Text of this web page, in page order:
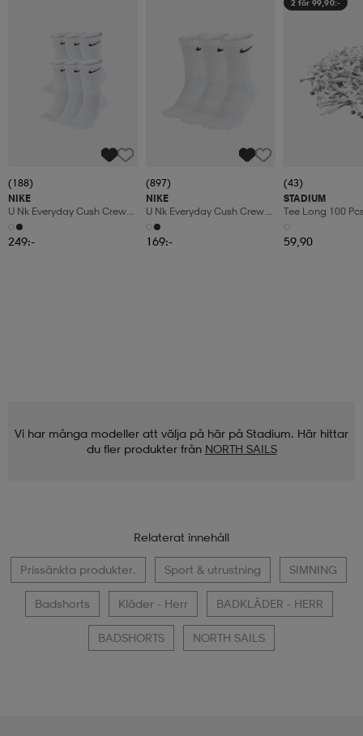
(188)
NIKE
U Nk Everyday Cush Crew
6pr-Bd
249:-
(897)
NIKE
U Nk Everyday Cush Crew
3pr
169:-
2 för 99,90:-
(43)
STADIUM
Tee Long 100
59,90
Vi har många modeller att välja på här på Stadium. Här hittar
du fler produkter från NORTH SAILS
Relaterat innehåll
Prissänkta produkter. Sport & utrustning SIMNING
Badshorts Kläder - Herr BADKLÄDER - HERR
BADSHORTS NORTH SAILS